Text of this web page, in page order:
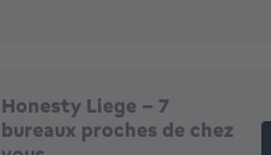
Honesty Liege - 7
bureaux proches de chez